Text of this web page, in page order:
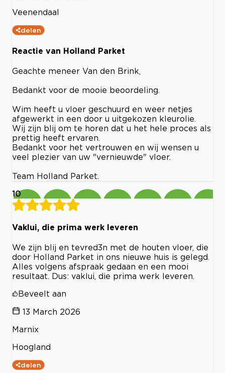
Veenendaal
delen
Reactie van Holland Parket
Geachte meneer Van den Brink,
Bedankt voor de mooie beoordeling.
Wim heeft u vloer geschuurd en weer netjes
afgewerkt in een door u uitgekozen kleurolie.
Wij zijn blij om te horen dat u het hele proces als
prettig heeft ervaren.
Bedankt voor het vertrouwen en wij wensen u
veel plezier van uw "vernieuwde" vloer.
Team Holland Parket.
10
Vaklui, die prima werk leveren
We zijn blij en tevred3n met de houten vloer, die
door Holland Parket in ons nieuwe huis is gelegd.
Alles volgens afspraak gedaan en een mooi
resultaat. Dus: vaklui, die prima werk leveren.
Beveelt aan
13 March 2026
Marnix
Hoogland
delen